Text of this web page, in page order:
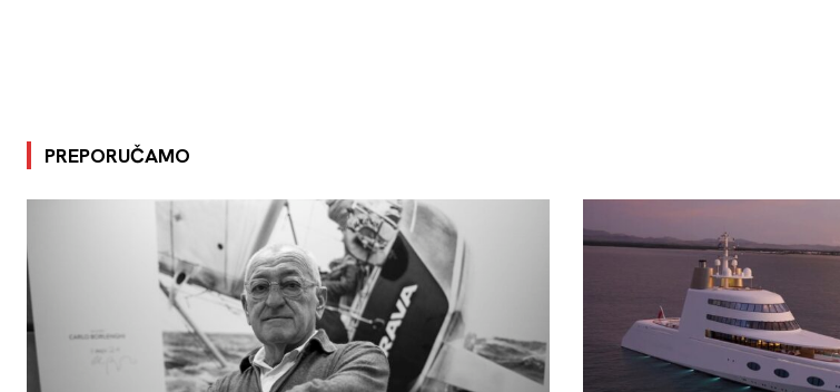
PREPORUČAMO